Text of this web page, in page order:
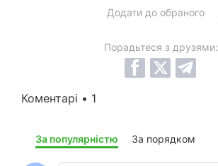
Додати до обраного
Порадьтеся з друзями:
Коментарі • 1
За популярністю За порядком